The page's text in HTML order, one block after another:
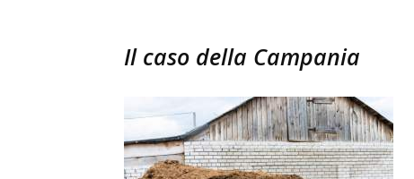
Il caso della Campania